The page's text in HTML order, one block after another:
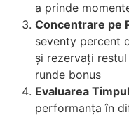
a prinde
Concentrare pe
seventy percent
și rezervați
runde bonus
Evaluarea
performanța în